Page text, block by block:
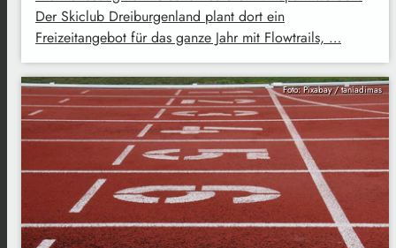
Der Skiclub Dreiburgenland plant dort ein
Freizeitangebot für das ganze Jahr mit Flowtrails, …
Foto: Pixabay / taniadimas